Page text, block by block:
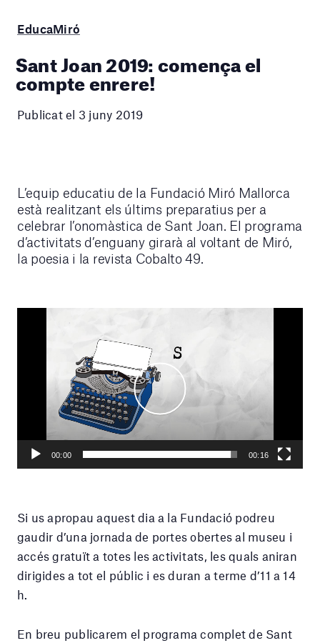
EducaMiró
Sant Joan 2019: comença el
compte enrere!
Publicat el 3 juny 2019
L’equip educatiu de la Fundació Miró Mallorca
està realitzant els últims preparatius per a
celebrar l’onomàstica de Sant Joan. El programa
d’activitats d’enguany girarà al voltant de Miró,
la poesia i la revista Cobalto 49.
00:00 00:16
Play
Play
Seek
Current
time
00:16
Toggle
Mute
Toggle
Si us apropau aquest dia a la Fundació podreu
gaudir d’una jornada de portes obertes al museu i
accés gratuït a totes les activitats, les quals aniran
dirigides a tot el públic i es duran a terme d’11 a 14
h.
En breu publicarem el programa complet de Sant